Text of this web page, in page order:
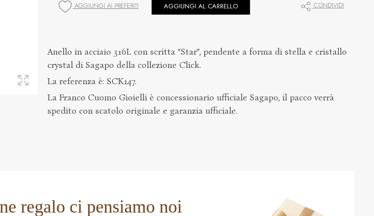
AGGIUNGI AI PREFERITI AGGIUNGI AL CARRELLO CONDIVIDI
Anello in acciaio 316L con scritta “Star”, pendente a forma di stella e cristallo
crystal di Sagapo della collezione Click.
La referenza è: SCK147.
La Franco Cuomo Gioielli è concessionario ufficiale Sagapo, il pacco verrà
spedito con scatolo originale e garanzia ufficiale.
regalo ci pensiamo noi